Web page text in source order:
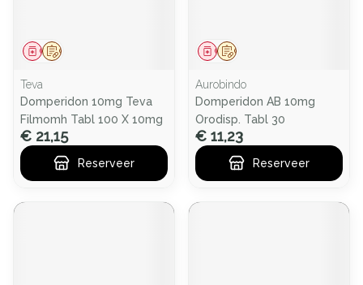
Op voorschrift
Geneesmiddel
Teva
Domperidon 10mg Teva
Filmomh Tabl 100 X 10mg
€ 21,15
Reserveer
Op voorschrift
Geneesmiddel
Aurobindo
Domperidon AB 10mg
Orodisp. Tabl 30
€ 11,23
Reserveer